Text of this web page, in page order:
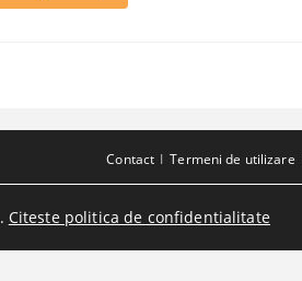
Contact Termeni de utilizare
Citeste politica de confidentialitate